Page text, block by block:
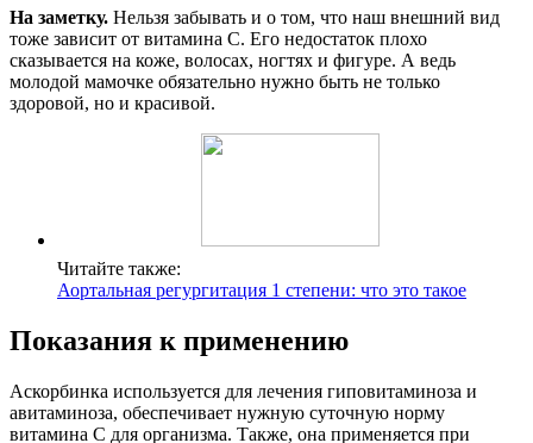
На заметку. Нельзя забывать и о том, что наш внешний вид
тоже зависит от витамина С. Его недостаток плохо
сказывается на коже, волосах, ногтях и фигуре. А ведь
молодой мамочке обязательно нужно быть не только
здоровой, но и красивой.
Читайте также:
Аортальная регургитация 1 степени: что это такое
Показания к применению
Аскорбинка используется для лечения гиповитаминоза и
авитаминоза, обеспечивает нужную суточную норму
витамина С для организма. Также, она применяется при